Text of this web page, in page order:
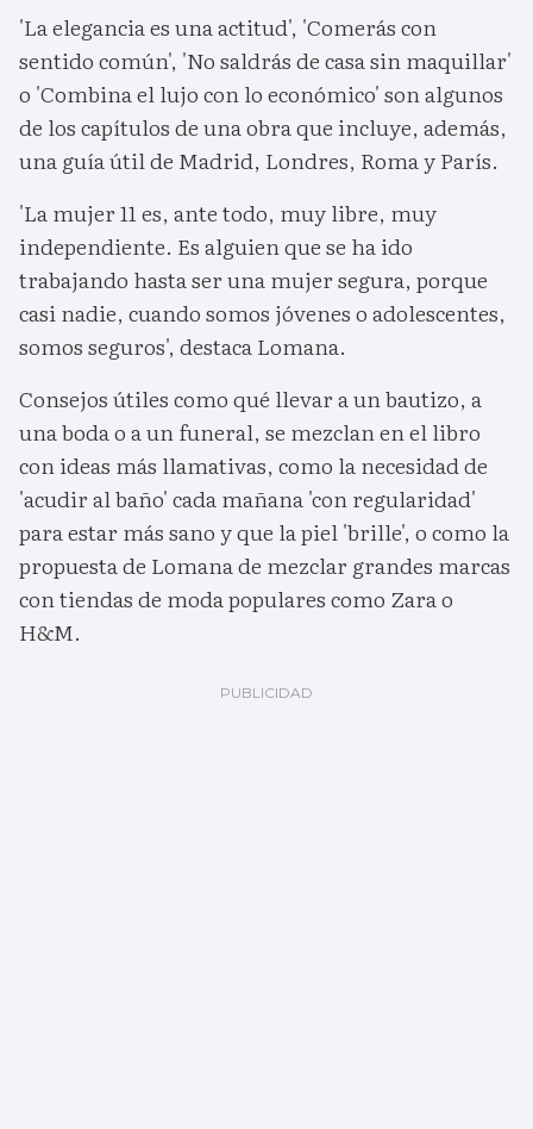
'La elegancia es una actitud', 'Comerás con
sentido común', 'No saldrás de casa sin maquillar'
o 'Combina el lujo con lo económico' son algunos
de los capítulos de una obra que incluye, además,
una guía útil de Madrid, Londres, Roma y París.
'La mujer 11 es, ante todo, muy libre, muy
independiente. Es alguien que se ha ido
trabajando hasta ser una mujer segura, porque
casi nadie, cuando somos jóvenes o adolescentes,
somos seguros', destaca Lomana.
Consejos útiles como qué llevar a un bautizo, a
una boda o a un funeral, se mezclan en el libro
con ideas más llamativas, como la necesidad de
'acudir al baño' cada mañana 'con regularidad'
para estar más sano y que la piel 'brille', o como la
propuesta de Lomana de mezclar grandes marcas
con tiendas de moda populares como Zara o
H&M.